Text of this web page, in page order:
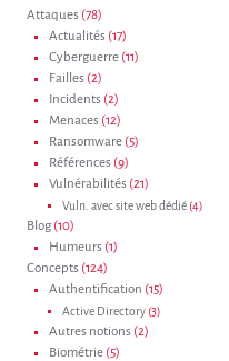
Attaques (78)
Actualités (17)
Cyberguerre (11)
Failles (2)
Incidents (2)
Menaces (12)
Ransomware (5)
Références (9)
Vulnérabilités (21)
Vuln. avec site web dédié (4)
Blog(10)
Humeurs (1)
Concepts (124)
Authentification (15)
Active Directory (3)
Autres notions (2)
Biométrie (5)